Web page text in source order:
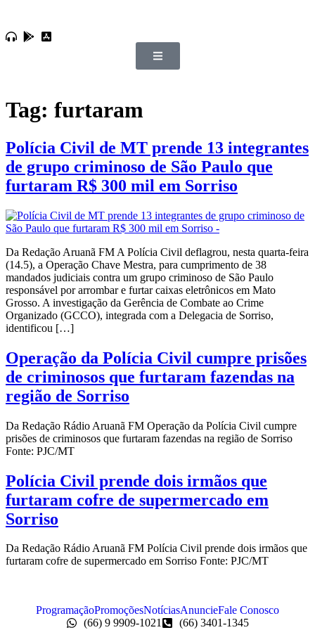
Tag: furtaram
Polícia Civil de MT prende 13 integrantes
de grupo criminoso de São Paulo que
furtaram R$ 300 mil em Sorriso
Da Redação Aruanã FM A Polícia Civil deflagrou, nesta quarta-feira
(14.5), a Operação Chave Mestra, para cumprimento de 38
mandados judiciais contra um grupo criminoso de São Paulo
responsável por arrombar e furtar caixas eletrônicos em Mato
Grosso. A investigação da Gerência de Combate ao Crime
Organizado (GCCO), integrada com a Delegacia de Sorriso,
identificou […]
Operação da Polícia Civil cumpre prisões
de criminosos que furtaram fazendas na
região de Sorriso
Da Redação Rádio Aruanã FM Operação da Polícia Civil cumpre
prisões de criminosos que furtaram fazendas na região de Sorriso
Fonte: PJC/MT
Polícia Civil prende dois irmãos que
furtaram cofre de supermercado em
Sorriso
Da Redação Rádio Aruanã FM Polícia Civil prende dois irmãos que
furtaram cofre de supermercado em Sorriso Fonte: PJC/MT
ProgramaçãoPromoçõesNotíciasAnuncieFale Conosco
(66) 9 9909-1021
(66) 3401-1345